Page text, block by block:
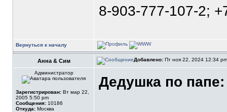
8-903-777-107-2;
Вернуться к началу
Анна & Сим Добавлено: Пт ноя 22, 2024 12:34
Администратор
Зарегистрирован: Вт мар 22,
2005 5:50 pm
Сообщения: 10186
Откуда: Москва
Дедушка по папе: